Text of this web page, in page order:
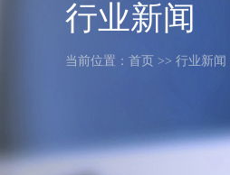
行业新闻
当前位置： 首页 >> 行业新闻